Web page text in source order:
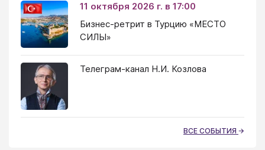
11 октября 2026 г. в 17:00
Бизнес-ретрит в Турцию «МЕСТО
СИЛЫ»
Телеграм-канал Н.И. Козлова
ВСЕ СОБЫТИЯ